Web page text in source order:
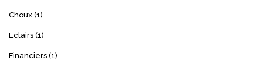
Choux (1)
Eclairs (1)
Financiers (1)